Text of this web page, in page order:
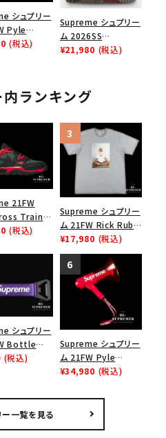
シュプリー
Pyle
(税込)
Supreme シュプリー
ム 2026SS
Overdyed Beanie
¥21,980 (税込)
ランキング
21FW
Trainer
クロスト
ク
(税込)
Supreme シュプリー
ム 21FW Rick Rubin
Tee リックルービンT
シャツ ヘザーグレー
¥17,980 (税込)
シュプリー
Bottle
ン パープル
(税込)
Supreme シュプリー
ム 21FW Pyle
Waterproof
ウォータープルーフメ
ガフォン レッド
¥34,980 (税込)
ー一覧を見る